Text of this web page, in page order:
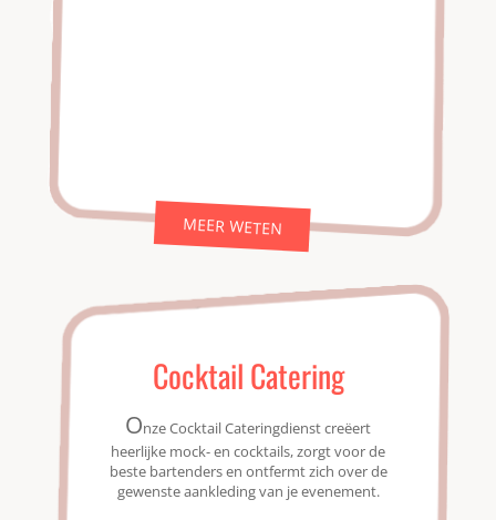
MEER WETEN
Cocktail Catering
Onze Cocktail Cateringdienst creëert
heerlijke mock- en cocktails, zorgt voor de
beste bartenders en ontfermt zich over de
gewenste aankleding van je evenement.